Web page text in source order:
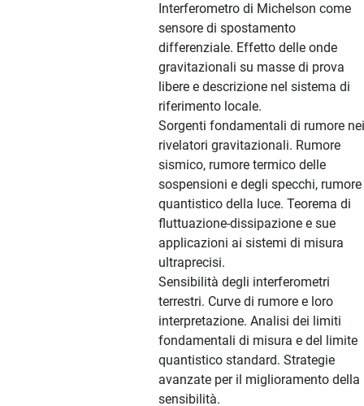
Interferometro di Michelson come
sensore di spostamento
differenziale. Effetto delle onde
gravitazionali su masse di prova
libere e descrizione nel sistema di
riferimento locale.
Sorgenti fondamentali di rumore nei
rivelatori gravitazionali. Rumore
sismico, rumore termico delle
sospensioni e degli specchi, rumore
quantistico della luce. Teorema di
fluttuazione-dissipazione e sue
applicazioni ai sistemi di misura
ultraprecisi.
Sensibilità degli interferometri
terrestri. Curve di rumore e loro
interpretazione. Analisi dei limiti
fondamentali di misura e del limite
quantistico standard. Strategie
avanzate per il miglioramento della
sensibilità.